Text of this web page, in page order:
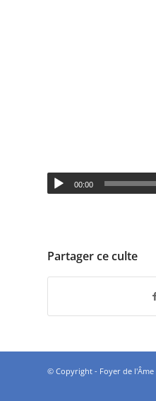
00:00
Partager ce culte
© Copyright - Foyer de l'Âme